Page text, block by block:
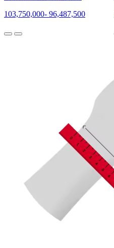
103,750,000- 96,487,500